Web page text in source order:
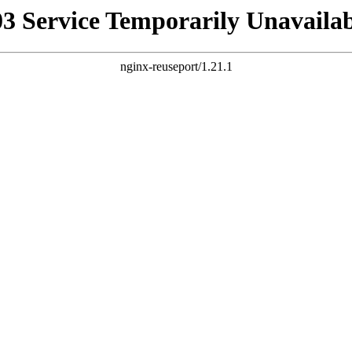
Service Temporarily
nginx-reuseport/1.21.1